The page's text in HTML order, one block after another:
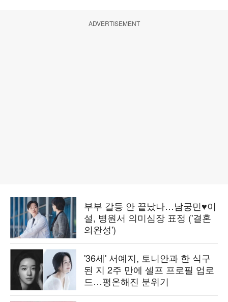
ADVERTISEMENT
부부 갈등 안 끝났나…남궁민♥이
설, 병원서 의미심장 표정 ('결혼
의완성')
'36세' 서예지, 토니안과 한 식구
된 지 2주 만에 셀프 프로필 업로
드…평온해진 분위기